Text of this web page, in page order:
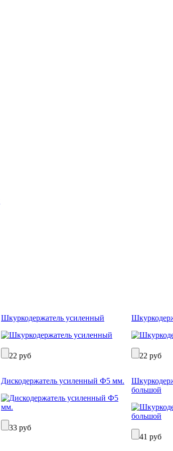
Шкуркодержатель усиленный
22 руб 22 руб
Дискодержатель усиленный Ф5 мм.
33 руб
большой
41 руб